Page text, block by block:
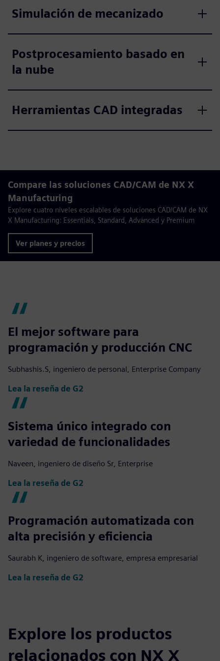
Simulación de mecanizado
Postprocesamiento basado en
la nube
Herramientas CAD integradas
Compare las soluciones CAD/CAM de NX X
Manufacturing
Explore cuatro niveles escalables de soluciones CAD/CAM de NX
X Manufacturing: Essentials, Standard, Advanced y Premium
Ver planes y precios
El mejor software para
programación y producción CNC
Subhashis.S, ingeniero de personal, Enterprise Company
Lea la reseña de G2
Sistema único integrado con
variedad de funcionalidades
Naveen, ingeniero de diseño Sr, Enterprise
Lea la reseña de G2
Programación automatizada con
alta precisión y eficiencia
Saurabh K, ingeniero de software, empresa empresarial
Lea la reseña de G2
Explore los productos
relacionados con NX X